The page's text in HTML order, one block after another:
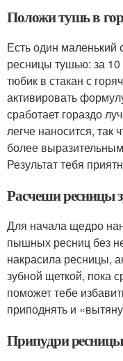
Положи тушь в
Есть один маленький
ресницы тушью: за
тюбик в стакан с
активировать
сработает гораздо
легче наносится, так
более
Результат тебя
Расчеши ресницы
Для начала щедро
пышных ресниц без
накрасила ресницы,
зубной щеткой, пока
поможет тебе
приподнять и
Припудри